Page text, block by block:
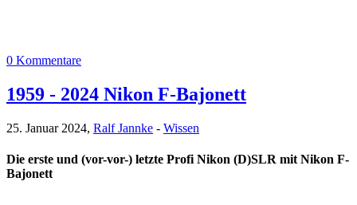
0 Kommentare
1959 - 2024 Nikon F-Bajonett
25. Januar 2024, Ralf Jannke - Wissen
Die erste und (vor-vor-) letzte Profi Nikon (D)SLR mit Nikon F-
Bajonett